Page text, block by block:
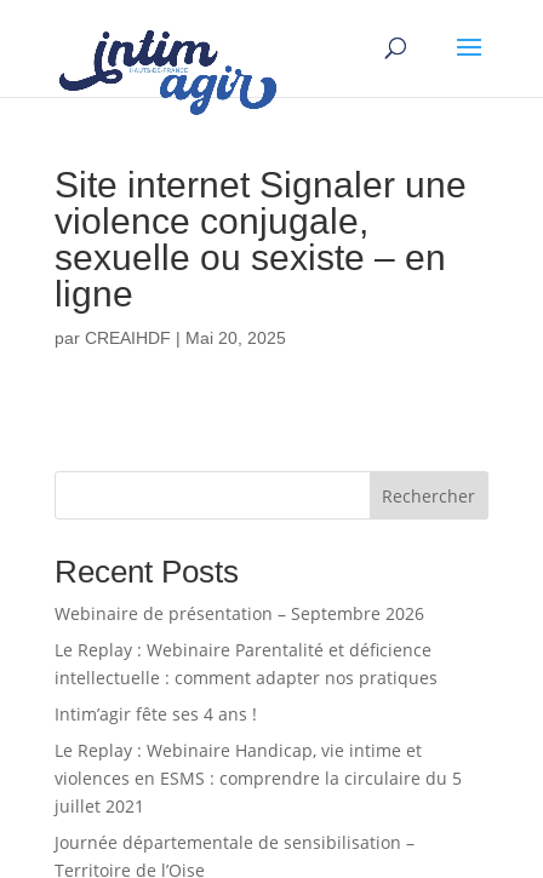
Site internet Signaler une
violence conjugale,
sexuelle ou sexiste – en
ligne
par CREAIHDF | Mai 20, 2025
Rechercher
Recent Posts
Webinaire de présentation – Septembre 2026
Le Replay : Webinaire Parentalité et déficience
intellectuelle : comment adapter nos pratiques
Intim’agir fête ses 4 ans !
Le Replay : Webinaire Handicap, vie intime et
violences en ESMS : comprendre la circulaire du 5
juillet 2021
Journée départementale de sensibilisation –
Territoire de l’Oise